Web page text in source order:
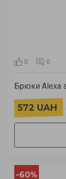
0 0
Брюки Alexa
572 UAH
-60%